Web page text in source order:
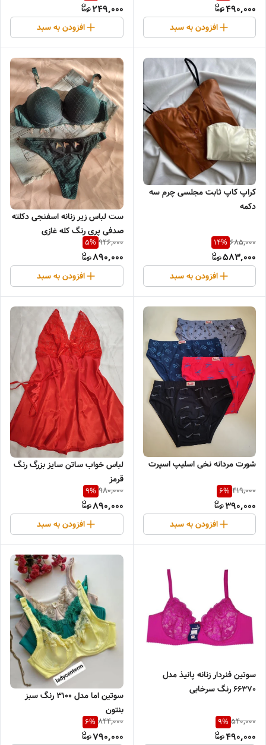
490,000
افزودن به سبد
249,000
افزودن به سبد
کراپ کاپ ثابت مجلسی چرم سه
دکمه
685,000
14%
583,000
افزودن به سبد
ست لباس زیر زنانه اسفنجی دکلته
صدفی پری رنگ کله غازی
946,000
5%
890,000
افزودن به سبد
شورت مردانه نخی اسلیپ اسپرت
419,000
6%
390,000
افزودن به سبد
لباس خواب ساتن سایز بزرگ رنگ
قرمز
980,000
9%
890,000
افزودن به سبد
سوتین فنردار زنانه پانیذ مدل
66370 رنگ سرخابی
540,000
9%
490,000
سوتین اما مدل 3100 رنگ سبز
بنتون
844,000
6%
790,000